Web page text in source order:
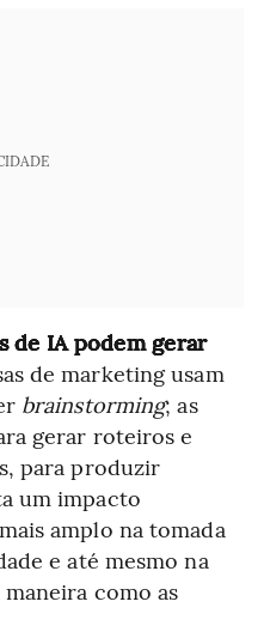
de IA podem gerar
de marketing usam
brainstorming; as
gerar roteiros e
para produzir
um impacto
amplo na tomada
e até mesmo na
como as